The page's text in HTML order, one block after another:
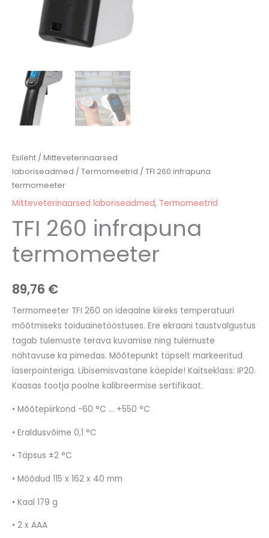
Esileht / Mitteveterinaarsed
laboriseadmed / Termomeetrid / TFI 260 infrapuna
termomeeter
Mitteveterinaarsed laboriseadmed, Termomeetrid
TFI 260 infrapuna
termomeeter
89,76 €
Termomeeter TFI 260 on ideaalne kiireks temperatuuri
mõõtmiseks toiduainetööstuses. Ere ekraani taustvalgustus
tagab tulemuste terava kuvamise ning tulemuste
nähtavuse ka pimedas. Mõõtepunkt täpselt markeeritud
laserpointeriga. Libisemisvastane käepide! Kaitseklass: IP20.
Kaasas tootja poolne kalibreermise sertifikaat.
• Mõõtepiirkond -60 °C … +550 °C
• Eraldusvõime 0,1 °C
• Täpsus ±2 °C
• Mõõdud 115 x 162 x 40 mm
• Kaal 179 g
• 2 x AAA